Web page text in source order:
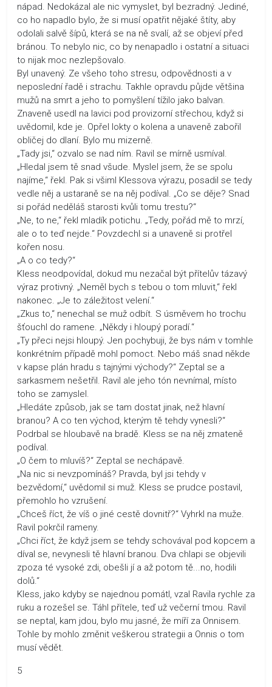
nápad. Nedokázal ale nic vymyslet, byl bezradný. Jediné,
co ho napadlo bylo, že si musí opatřit nějaké štíty, aby
odolali salvě šípů, která se na ně svalí, až se objeví před
bránou. To nebylo nic, co by nenapadlo i ostatní a situaci
to nijak moc nezlepšovalo.
Byl unavený. Ze všeho toho stresu, odpovědnosti a v
neposlední řadě i strachu. Takhle opravdu půjde většina
mužů na smrt a jeho to pomyšlení tížilo jako balvan.
Znaveně usedl na lavici pod provizorní střechou, když si
uvědomil, kde je. Opřel lokty o kolena a unaveně zabořil
obličej do dlaní. Bylo mu mizerně.
„Tady jsi,“ ozvalo se nad ním. Ravil se mírně usmíval.
„Hledal jsem tě snad všude. Myslel jsem, že se spolu
najíme,“ řekl. Pak si všiml Klessova výrazu, posadil se tedy
vedle něj a ustaraně se na něj podíval. „Co se děje? Snad
si pořád neděláš starosti kvůli tomu trestu?“
„Ne, to ne,“ řekl mladík potichu. „Tedy, pořád mě to mrzí,
ale o to teď nejde.“ Povzdechl si a unaveně si protřel
kořen nosu.
„A o co tedy?“
Kless neodpovídal, dokud mu nezačal být přítelův tázavý
výraz protivný. „Neměl bych s tebou o tom mluvit,“ řekl
nakonec. „Je to záležitost velení.“
„Zkus to,“ nenechal se muž odbít. S úsměvem ho trochu
šťouchl do ramene. „Někdy i hloupý poradí.“
„Ty přeci nejsi hloupý. Jen pochybuji, že bys nám v tomhle
konkrétním případě mohl pomoct. Nebo máš snad někde
v kapse plán hradu s tajnými východy?“ Zeptal se a
sarkasmem nešetřil. Ravil ale jeho tón nevnímal, místo
toho se zamyslel.
„Hledáte způsob, jak se tam dostat jinak, než hlavní
branou? A co ten východ, kterým tě tehdy vynesli?“
Podrbal se hloubavě na bradě. Kless se na něj zmateně
podíval.
„O čem to mluvíš?“ Zeptal se nechápavě.
„Na nic si nevzpomínáš? Pravda, byl jsi tehdy v
bezvědomí,“ uvědomil si muž. Kless se prudce postavil,
přemohlo ho vzrušení.
„Chceš říct, že víš o jiné cestě dovnitř?“ Vyhrkl na muže.
Ravil pokrčil rameny.
„Chci říct, že když jsem se tehdy schovával pod kopcem a
díval se, nevynesli tě hlavní branou. Dva chlapi se objevili
zpoza té vysoké zdi, obešli jí a až potom tě...no, hodili
dolů.“
Kless, jako kdyby se najednou pomátl, vzal Ravila rychle za
ruku a rozešel se. Táhl přítele, teď už večerní tmou. Ravil
se neptal, kam jdou, bylo mu jasné, že míří za Onnisem.
Tohle by mohlo změnit veškerou strategii a Onnis o tom
musí vědět.
5